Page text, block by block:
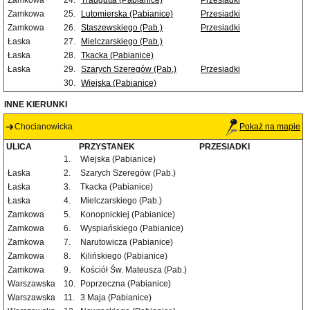
Zamkowa
25. Lutomierska (Pabianice)
Przesiadki
Zamkowa
26. Staszewskiego (Pab.)
Przesiadki
Łaska
27.
Mielczarskiego (Pab.)
Łaska
28. Tkacka (Pabianice)
Łaska
29. Szarych Szeregów (Pab.)
Przesiadki
30. Wiejska (Pabianice)
INNE KIERUNKI
Chocianowicka Pokaż na mapie
ULICA PRZYSTANEK
PRZESIADKI
1.
Wiejska (Pabianice)
Łaska
2.
Szarych Szeregów (Pab.)
Łaska
3.
Tkacka (Pabianice)
Łaska
4.
Mielczarskiego (Pab.)
Zamkowa
5.
Konopnickiej (Pabianice)
Zamkowa
6.
Wyspiańskiego (Pabianice)
Zamkowa
7.
Narutowicza (Pabianice)
Zamkowa
8.
Kilińskiego (Pabianice)
Zamkowa
9.
Kościół Św. Mateusza (Pab.)
Warszawska
10.
Poprzeczna (Pabianice)
Warszawska
11. 3 Maja (Pabianice)